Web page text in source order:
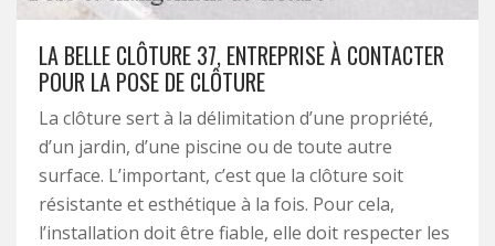
LA BELLE CLÔTURE 37, ENTREPRISE À CONTACTER
POUR LA POSE DE CLÔTURE
La clôture sert à la délimitation d’une propriété,
d’un jardin, d’une piscine ou de toute autre
surface. L’important, c’est que la clôture soit
résistante et esthétique à la fois. Pour cela,
l’installation doit être fiable, elle doit respecter les